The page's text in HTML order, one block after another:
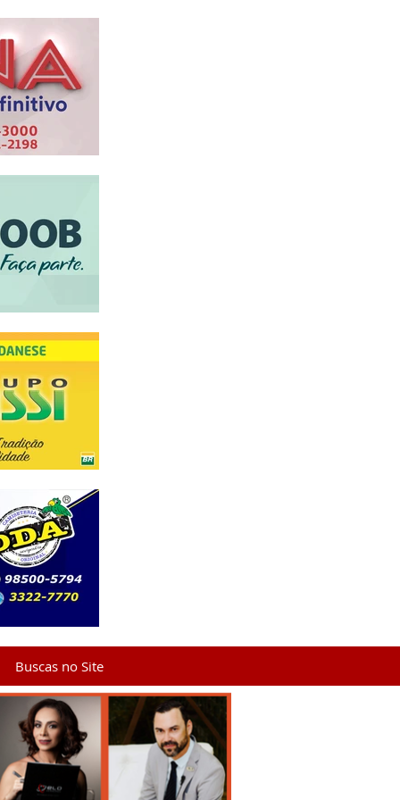
Buscas no Site